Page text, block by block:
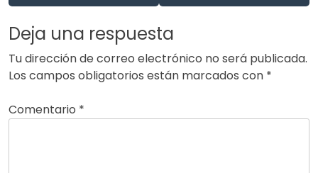
Deja una respuesta
Tu dirección de correo electrónico no será publicada.
Los campos obligatorios están marcados con *
Comentario *